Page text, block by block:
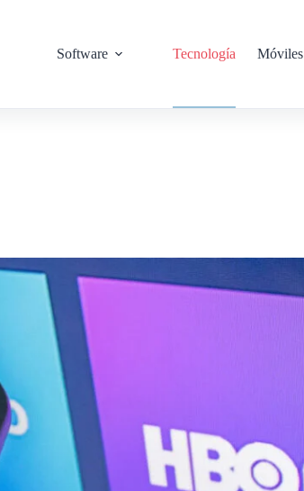
Software
Tecnología Móviles